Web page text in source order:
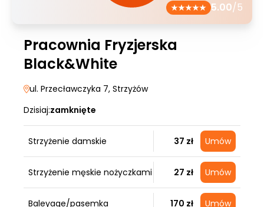
5.00/5
Pracownia Fryzjerska
Black&White
ul. Przecławczyka 7, Strzyżów
Dzisiaj:zamknięte
Strzyżenie damskie 37 zł Umów
Strzyżenie męskie nożyczkami 27 zł Umów
Baleyage/pasemka 170 zł Umów